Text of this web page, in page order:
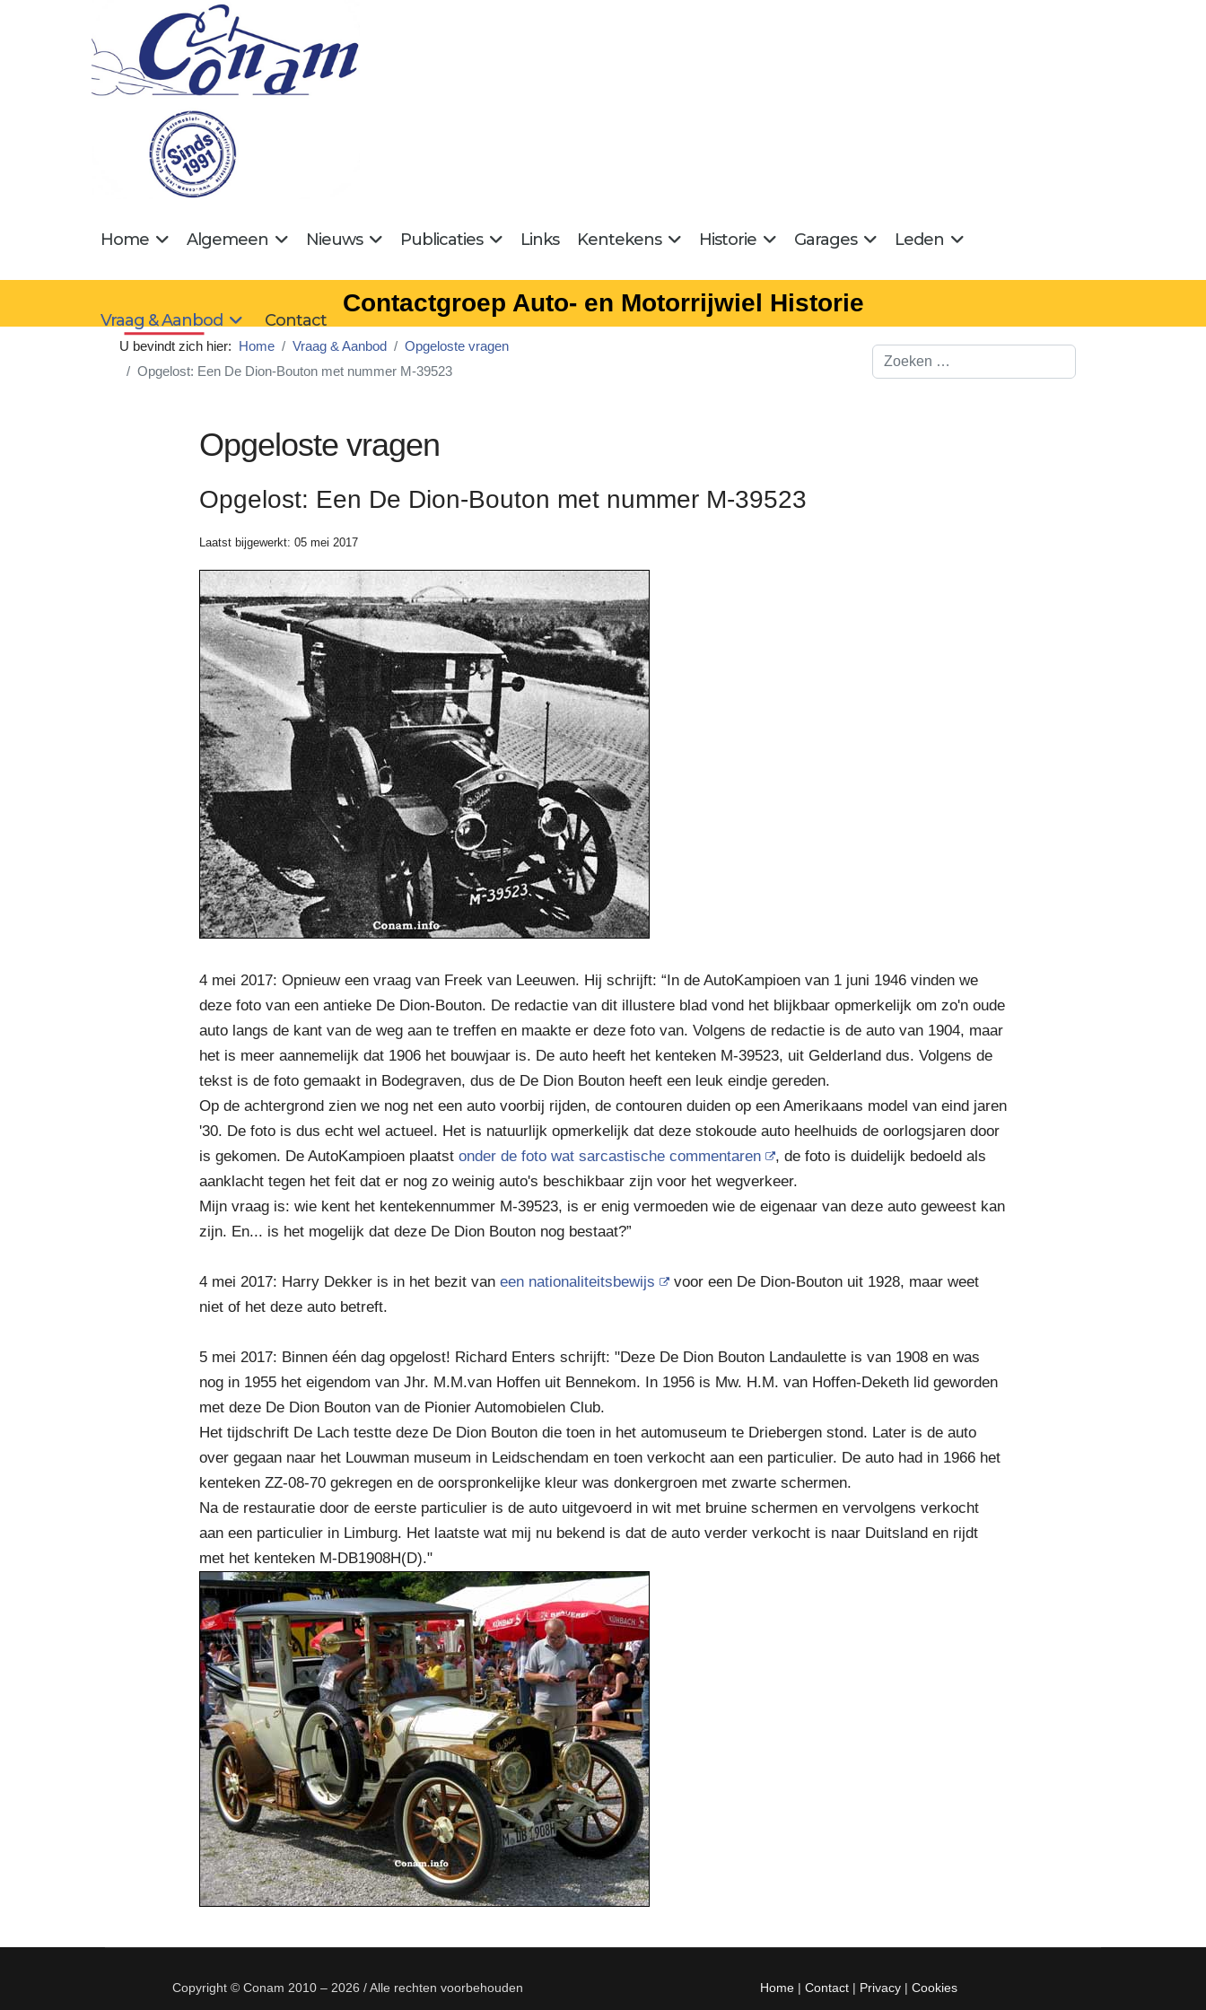
Home Algemeen Nieuws Publicaties Links Kentekens Historie Garages Leden
Vraag & Aanbod Contact
Contactgroep Auto- en Motorrijwiel Historie
U bevindt zich hier: Home Vraag & Aanbod
Opgeloste vragen
Opgelost: Een De Dion-Bouton met nummer M-39523
Opgeloste vragen
Opgelost: Een De Dion-Bouton met nummer M-39523
Laatst bijgewerkt: 05 mei 2017
4 mei 2017: Opnieuw een vraag van Freek van Leeuwen. Hij schrijft: “In de AutoKampioen van 1 juni 1946 vinden we
deze foto van een antieke De Dion-Bouton. De redactie van dit illustere blad vond het blijkbaar opmerkelijk om zo'n oude
auto langs de kant van de weg aan te treffen en maakte er deze foto van. Volgens de redactie is de auto van 1904, maar
het is meer aannemelijk dat 1906 het bouwjaar is. De auto heeft het kenteken M-39523, uit Gelderland dus. Volgens de
tekst is de foto gemaakt in Bodegraven, dus de De Dion Bouton heeft een leuk eindje gereden.
Op de achtergrond zien we nog net een auto voorbij rijden, de contouren duiden op een Amerikaans model van eind jaren
'30. De foto is dus echt wel actueel. Het is natuurlijk opmerkelijk dat deze stokoude auto heelhuids de oorlogsjaren door
is gekomen. De AutoKampioen plaatst onder de foto wat sarcastische commentaren
, de foto is duidelijk bedoeld als
aanklacht tegen het feit dat er nog zo weinig auto's beschikbaar zijn voor het wegverkeer.
Mijn vraag is: wie kent het kentekennummer M-39523, is er enig vermoeden wie de eigenaar van deze auto geweest kan
zijn. En... is het mogelijk dat deze De Dion Bouton nog bestaat?”
4 mei 2017: Harry Dekker is in het bezit van een nationaliteitsbewijs
voor een De Dion-Bouton uit 1928, maar weet
niet of het deze auto betreft.
5 mei 2017: Binnen één dag opgelost! Richard Enters schrijft: "Deze De Dion Bouton Landaulette is van 1908 en was
nog in 1955 het eigendom van Jhr. M.M.van Hoffen uit Bennekom. In 1956 is Mw. H.M. van Hoffen-Deketh lid geworden
met deze De Dion Bouton van de Pionier Automobielen Club.
Het tijdschrift De Lach testte deze De Dion Bouton die toen in het automuseum te Driebergen stond. Later is de auto
over gegaan naar het Louwman museum in Leidschendam en toen verkocht aan een particulier. De auto had in 1966 het
kenteken ZZ-08-70 gekregen en de oorspronkelijke kleur was donkergroen met zwarte schermen.
Na de restauratie door de eerste particulier is de auto uitgevoerd in wit met bruine schermen en vervolgens verkocht
aan een particulier in Limburg. Het laatste wat mij nu bekend is dat de auto verder verkocht is naar Duitsland en rijdt
met het kenteken M-DB1908H(D)."
Copyright © Conam 2010 – 2026 / Alle rechten voorbehouden Home | Contact | Privacy | Cookies